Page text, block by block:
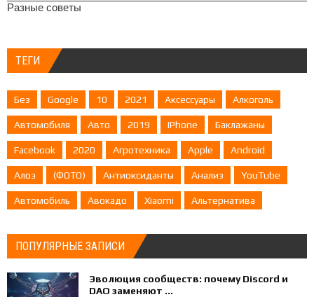
Разные советы
ТЕГИ
Без Google 10 2021 Аксессуары Алкоголь
Автомобиля Авто 2019 IPhone Баклажаны
Facebook 2020 Агротехника Apple Android
Алоэ (ФОТО) Антиоксиданты Анализ YouTube
Автомобиль Авокадо Xiaomi Альтернатива
ПОПУЛЯРНЫЕ ЗАПИСИ
Эволюция сообществ: почему Discord и
DAO заменяют ...